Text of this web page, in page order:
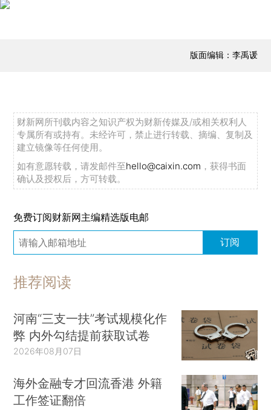
版面编辑：李禹谖
财新网所刊载内容之知识产权为财新传媒及/或相关权利人
专属所有或持有。未经许可，禁止进行转载、摘编、复制及
建立镜像等任何使用。
如有意愿转载，请发邮件至hello@caixin.com ，获得书面
确认及授权后，方可转载。
免费订阅财新网主编精选版电邮
订阅
推荐阅读
河南“三支一扶”考试规模化作
弊 内外勾结提前获取试卷
2026年08月07日
海外金融专才回流香港 外籍
工作签证翻倍